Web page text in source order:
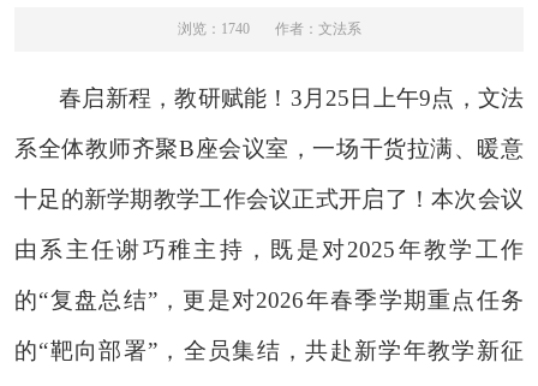
浏览：1740 作者：文法系
春启新程，教研赋能！ 3月25日上午9点，文法
系全体教师齐聚B座会议室，一场干货拉满、暖意
十足 的新学期教学工作会议正式开启了！本次会议
由系主任谢巧稚主持，既是对2025年教学工作
的“复盘总结”，更是对2026年春季学期重点任务
的“靶向部署”，全员集结，共赴新学年教学新征